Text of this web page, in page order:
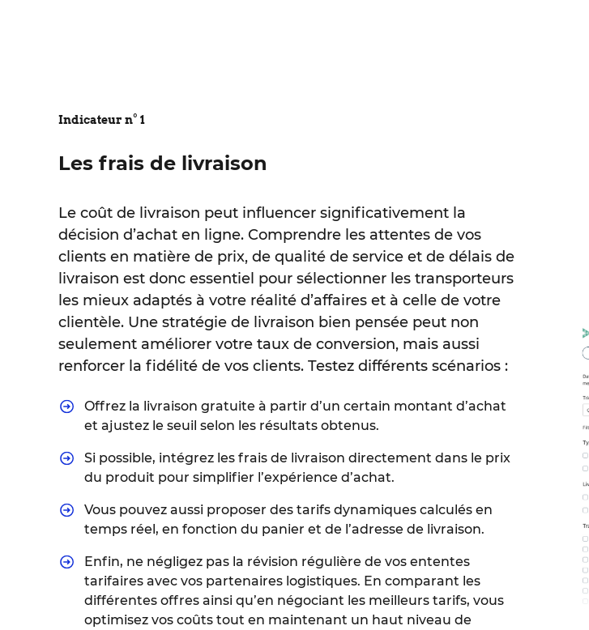
Indicateur n° 1
Les frais de livraison
Le coût de livraison peut influencer significativement la
décision d’achat en ligne. Comprendre les attentes de vos
clients en matière de prix, de qualité de service et de délais de
livraison est donc essentiel pour sélectionner les transporteurs
les mieux adaptés à votre réalité d’affaires et à celle de votre
clientèle. Une stratégie de livraison bien pensée peut non
seulement améliorer votre taux de conversion, mais aussi
renforcer la fidélité de vos clients. Testez différents scénarios :
Offrez la livraison gratuite à partir d’un certain montant d’achat
et ajustez le seuil selon les résultats obtenus.
Si possible, intégrez les frais de livraison directement dans le prix
du produit pour simplifier l’expérience d’achat.
Vous pouvez aussi proposer des tarifs dynamiques calculés en
temps réel, en fonction du panier et de l’adresse de livraison.
Enfin, ne négligez pas la révision régulière de vos ententes
tarifaires avec vos partenaires logistiques. En comparant les
différentes offres ainsi qu’en négociant les meilleurs tarifs, vous
optimisez vos coûts tout en maintenant un haut niveau de